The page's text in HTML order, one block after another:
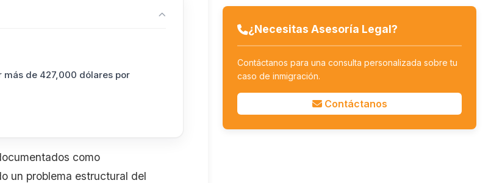
de 427,000 dólares por
como
un problema estructural del
¿Necesitas Asesoría Legal?
Contáctanos para una consulta personalizada sobre tu
caso de inmigración.
Contáctanos